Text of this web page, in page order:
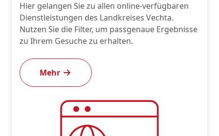
Hier gelangen Sie zu allen online-verfügbaren
Dienstleistungen des Landkreises Vechta.
Nutzen Sie die Filter, um passgenaue Ergebnisse
zu Ihrem Gesuche zu erhalten.
Mehr